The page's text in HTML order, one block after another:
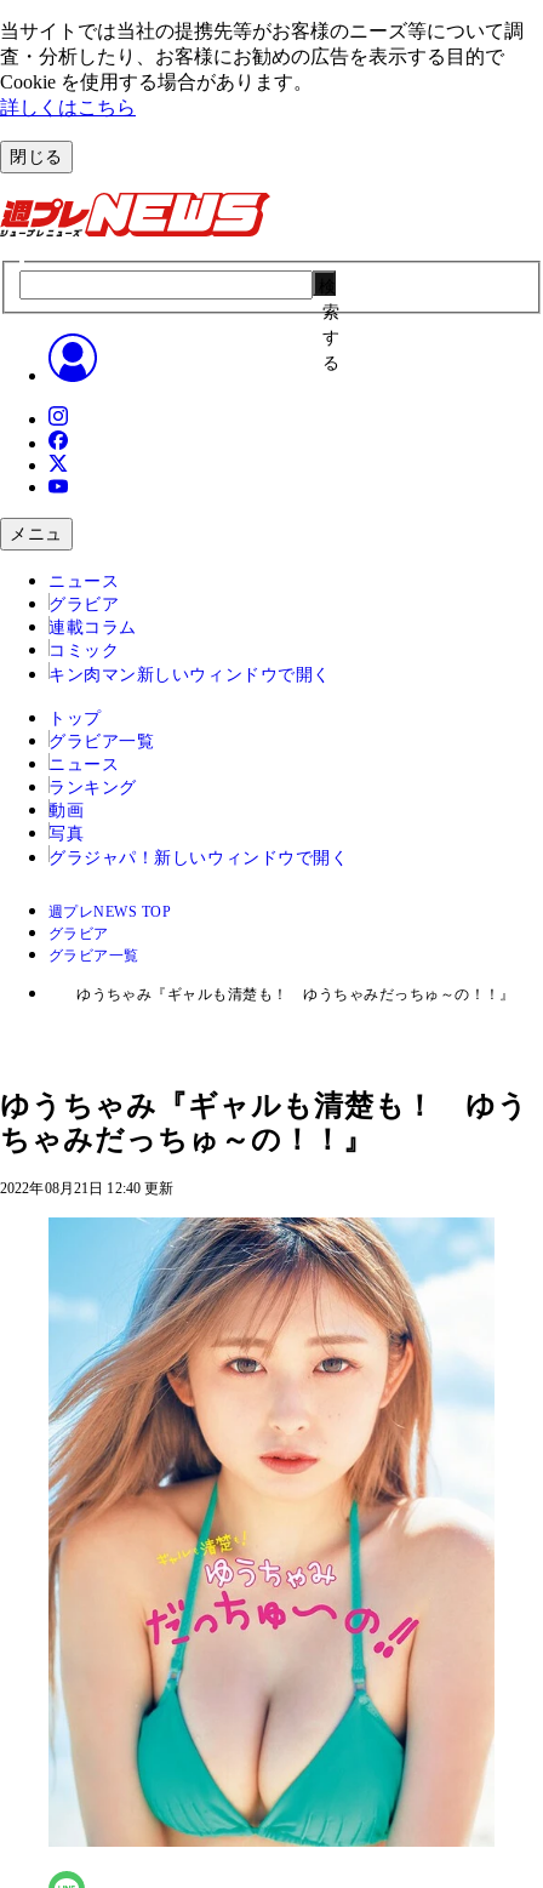
当サイトでは当社の提携先等がお客様のニーズ等について調
査・分析したり、お客様にお勧めの広告を表⽰する⽬的で
Cookie を使⽤する場合があります。
詳しくはこちら
閉じる
索
す
る
メニュ
ニュース
グラビア
連載コラム
コミック
キン肉マン 新しいウィンドウで開く
トップ
グラビア一覧
ニュース
ランキング
動画
写真
グラジャパ！ 新しいウィンドウで開く
週プレNEWS TOP
グラビア
グラビア一覧
ゆうちゃみ『ギャルも清楚も！ ゆうちゃみだっちゅ～の！！』
ゆうちゃみ『ギャルも清楚も！ ゆう
ちゃみだっちゅ～の！！』
2022年08月21日 12:40 更新